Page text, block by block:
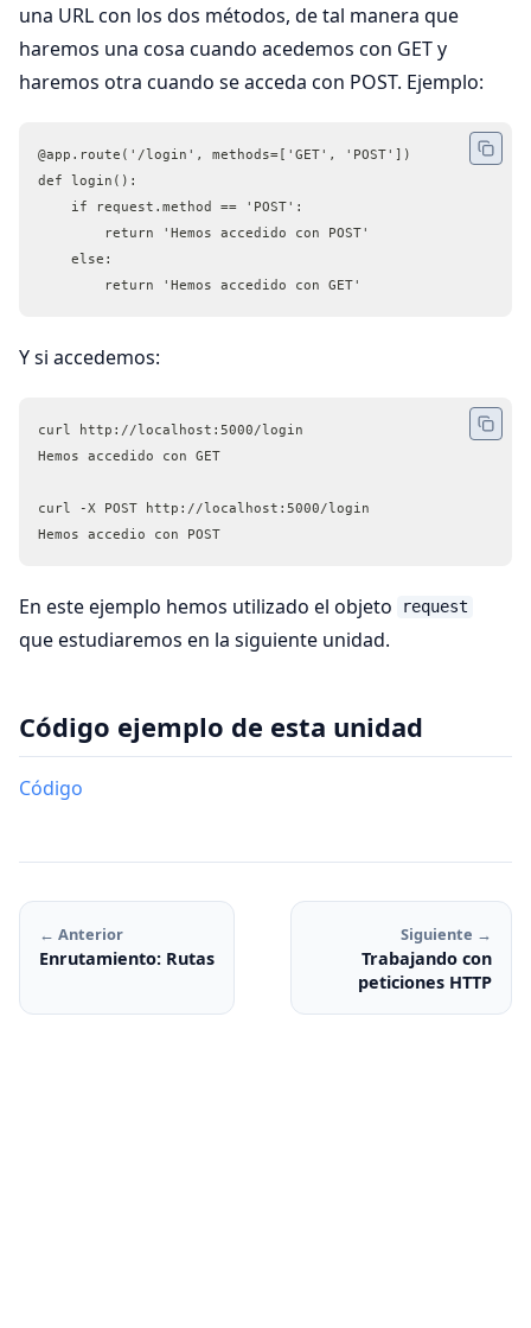
una URL con los dos métodos, de tal manera que
haremos una cosa cuando acedemos con GET y
haremos otra cuando se acceda con POST. Ejemplo:
@app.route('/login', methods=['GET', 'POST'])
def login():
    if request.method == 'POST':
        return 'Hemos accedido con POST'
    else:
        return 'Hemos accedido con GET'
Y si accedemos:
curl http://localhost:5000/login
Hemos accedido con GET
curl -X POST http://localhost:5000/login
Hemos accedio con POST
En este ejemplo hemos utilizado el objeto request
que estudiaremos en la siguiente unidad.
Código ejemplo de esta unidad
Código
← Anterior
Enrutamiento: Rutas
Siguiente →
Trabajando con
peticiones HTTP